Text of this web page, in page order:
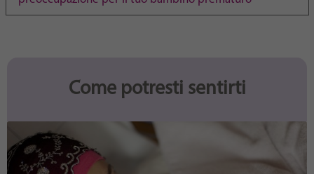
Come potresti sentirti
Purpose
generierte ID, für die historische Speicherung